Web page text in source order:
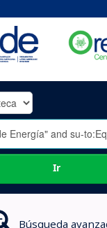
Ir
Búsqueda